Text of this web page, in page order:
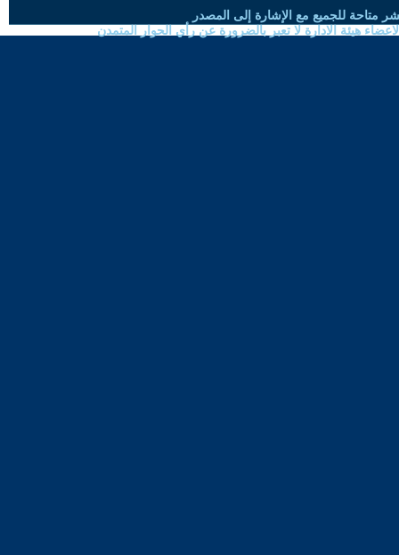
متاحة للجميع مع الإشارة إلى المصدر
هيئة الادارة لا تعبر بالضرورة عن رأي الحوار المتمدن